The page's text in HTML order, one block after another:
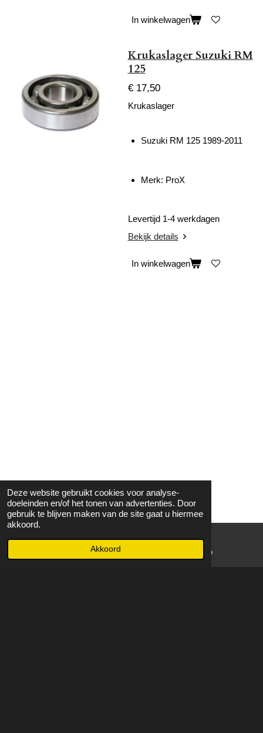
Deze website gebruikt cookies voor analyse-
doeleinden en/of het tonen van advertenties. Door
gebruik te blijven maken van de site gaat u hiermee
akkoord.
Akkoord
In winkelwagen
Krukaslager Suzuki RM
125
€ 17,50
Krukaslager
Suzuki RM 125 1989-2011
Merk: ProX
Levertijd 1-4 werkdagen
Bekijk details
In winkelwagen
WhatsApp